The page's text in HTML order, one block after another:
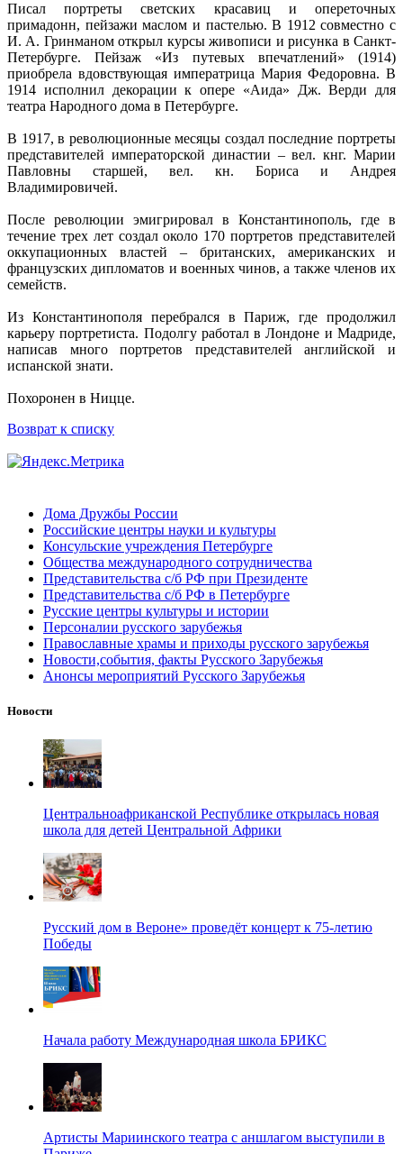
Писал портреты светских красавиц и опереточных
примадонн, пейзажи маслом и пастелью. В 1912 совместно с
И. А. Гринманом открыл курсы живописи и рисунка в Санкт-
Петербурге. Пейзаж «Из путевых впечатлений» (1914)
приобрела вдовствующая императрица Мария Федоровна. В
1914 исполнил декорации к опере «Аида» Дж. Верди для
театра Народного дома в Петербурге.
В 1917, в революционные месяцы создал последние портреты
представителей императорской династии – вел. кнг. Марии
Павловны старшей, вел. кн. Бориса и Андрея
Владимировичей.
После революции эмигрировал в Константинополь, где в
течение трех лет создал около 170 портретов представителей
оккупационных властей – британских, американских и
французских дипломатов и военных чинов, а также членов их
семейств.
Из Константинополя перебрался в Париж, где продолжил
карьеру портретиста. Подолгу работал в Лондоне и Мадриде,
написав много портретов представителей английской и
испанской знати.
Похоронен в Ницце.
Возврат к списку
Дома Дружбы России
Российские центры науки и культуры
Консульские учреждения Петербурге
Общества международного сотрудничества
Представительства с/б РФ при Президенте
Представительства с/б РФ в Петербурге
Русские центры культуры и истории
Персоналии русского зарубежья
Православные храмы и приходы русского зарубежья
Новости,события, факты Русского Зарубежья
Анонсы мероприятий Русского Зарубежья
Новости
Центральноафриканской Республике открылась новая
школа для детей Центральной Африки
Русский дом в Вероне» проведёт концерт к 75-летию
Победы
Начала работу Международная школа БРИКС
Артисты Мариинского театра с аншлагом выступили в